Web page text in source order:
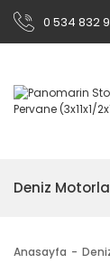
0 534 832
Deniz
Anasayfa